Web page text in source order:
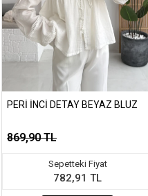
PERI İNCI DETAY BEYAZ BLUZ
869,90 TL
Sepetteki Fiyat
782,91 TL